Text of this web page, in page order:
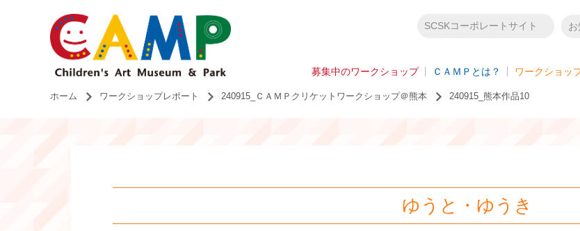
SCSKコーポレートサイト
募集中のワークショップ ＣＡＭＰとは？ ワークショッ
ホーム ワークショップレポート 240915_ＣＡＭＰクリケットワークショップ＠熊本 240915_熊本作品10
ゆうと・ゆうき